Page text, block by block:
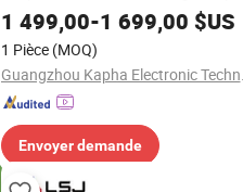
réhabilitation des articulations
équipement de physiothérapie
1 499,00-1 699,00 $US
1 Pièce (MOQ)
Envoyer demande